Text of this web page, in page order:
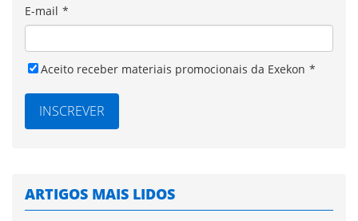
E-mail *
Aceito receber materiais promocionais da Exekon *
ARTIGOS MAIS LIDOS